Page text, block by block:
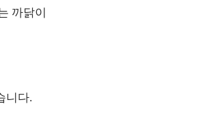
까닭이
니다.